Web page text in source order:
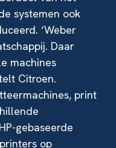
systemen ook
‘Weber
Daar
machines
Citroen.
print
gebaseerde
op